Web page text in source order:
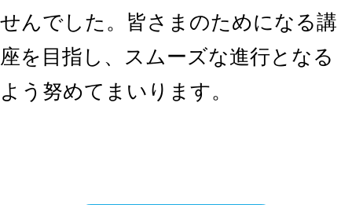
せんでした。皆さまのためになる講
座を目指し、スムーズな進行となる
よう努めてまいります。